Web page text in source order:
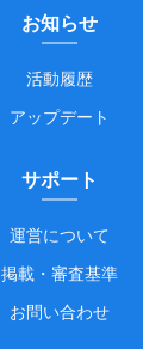
お知らせ
活動履歴
アップデート
サポート
運営について
掲載・審査基準
お問い合わせ